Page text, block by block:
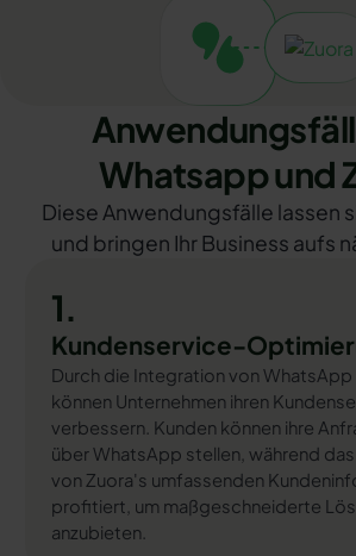
Whatsapp und
Diese Anwendungsfälle lassen
und bringen Ihr Business aufs
1.
Kundenservice-
Durch die Integration von WhatsApp
können Unternehmen ihren
verbessern. Kunden können ihre
über WhatsApp stellen, während
von Zuora's umfassenden
profitiert, um maßgeschneiderte
anzubieten.